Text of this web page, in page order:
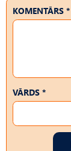
KOMENTĀRS *
VĀRDS *